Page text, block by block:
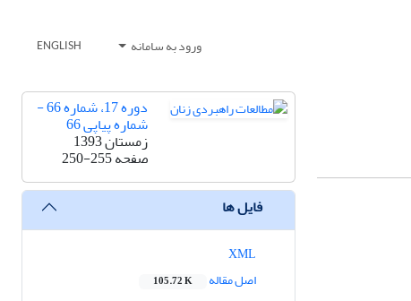
ورود به سامانه ENGLISH
دوره 17، شماره 66 -
شماره پیاپی 66
زمستان 1393
صفحه250-255
فایل ها
اصل مقاله
105.72 K